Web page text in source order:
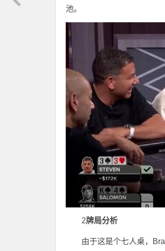
池。
2牌局分析
由于这是个七人桌，